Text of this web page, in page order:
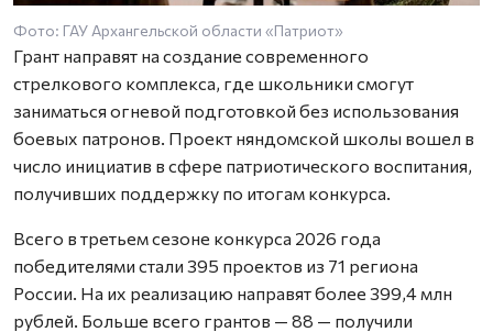
Фото: ГАУ Архангельской области «Патриот»
Грант направят на создание современного
стрелкового комплекса, где школьники смогут
заниматься огневой подготовкой без использования
боевых патронов. Проект няндомской школы вошел в
число инициатив в сфере патриотического воспитания,
получивших поддержку по итогам конкурса.
Всего в третьем сезоне конкурса 2026 года
победителями стали 395 проектов из 71 региона
России. На их реализацию направят более 399,4 млн
рублей. Больше всего грантов — 88 — получили